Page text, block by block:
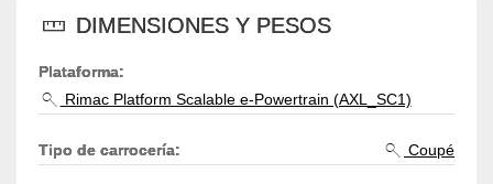
DIMENSIONES Y PESOS
Plataforma:
Rimac Platform Scalable e-Powertrain (AXL_SC1)
Tipo de carrocería: Coupé